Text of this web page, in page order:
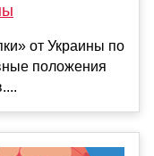
от Украины по
положения